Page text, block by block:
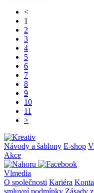
<
1
2
3
4
5
6
7
8
9
10
11
>
Návody a šablony E-shop
Akce
Vlmedia
O společnosti Kariéra